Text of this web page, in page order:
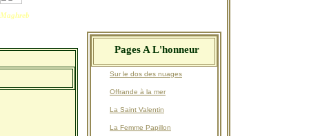
Maghreb
Pages A L'honneur
Sur le dos des nuages
Offrande à la mer
La Saint Valentin
La Femme Papillon